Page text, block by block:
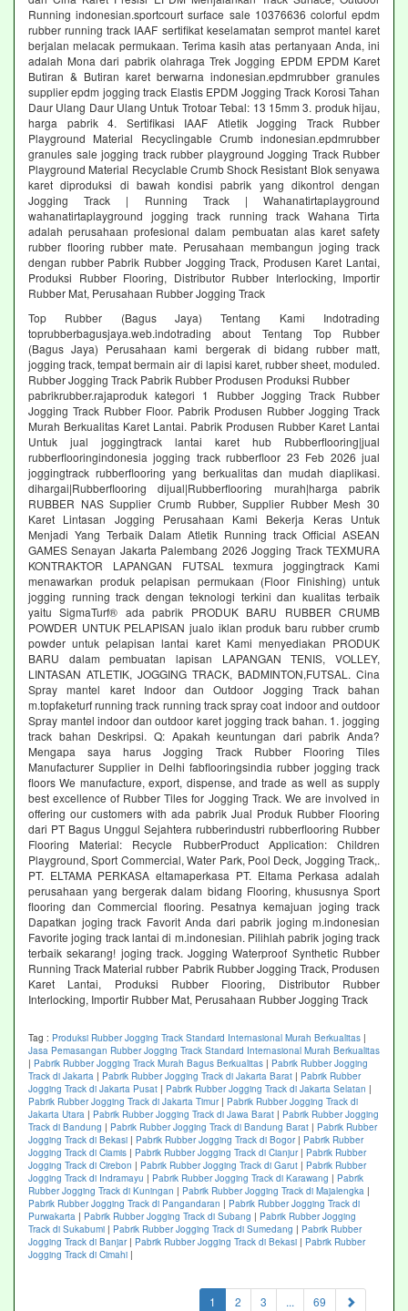
Running indonesian.sportcourt surface sale 10376636 colorful epdm
rubber running track IAAF sertifikat keselamatan semprot mantel karet
berjalan melacak permukaan. Terima kasih atas pertanyaan Anda, ini
adalah Mona dari pabrik olahraga Trek Jogging EPDM EPDM Karet
Butiran & Butiran karet berwarna indonesian.epdmrubber granules
supplier epdm jogging track Elastis EPDM Jogging Track Korosi Tahan
Daur Ulang Daur Ulang Untuk Trotoar Tebal: 13 15mm 3. produk hijau,
harga pabrik 4. Sertifikasi IAAF Atletik Jogging Track Rubber
Playground Material Recyclingable Crumb indonesian.epdmrubber
granules sale jogging track rubber playground Jogging Track Rubber
Playground Material Recyclable Crumb Shock Resistant Blok senyawa
karet diproduksi di bawah kondisi pabrik yang dikontrol dengan
Jogging Track | Running Track | Wahanatirtaplayground
wahanatirtaplayground jogging track running track Wahana Tirta
adalah perusahaan profesional dalam pembuatan alas karet safety
rubber flooring rubber mate. Perusahaan membangun joging track
dengan rubber Pabrik Rubber Jogging Track, Produsen Karet Lantai,
Produksi Rubber Flooring, Distributor Rubber Interlocking, Importir
Rubber Mat, Perusahaan Rubber Jogging Track
Top Rubber (Bagus Jaya) Tentang Kami Indotrading
toprubberbagusjaya.web.indotrading about Tentang Top Rubber
(Bagus Jaya) Perusahaan kami bergerak di bidang rubber matt,
jogging track, tempat bermain air di lapisi karet, rubber sheet, moduled.
Rubber Jogging Track Pabrik Rubber Produsen Produksi Rubber
pabrikrubber.rajaproduk kategori 1 Rubber Jogging Track Rubber
Jogging Track Rubber Floor. Pabrik Produsen Rubber Jogging Track
Murah Berkualitas Karet Lantai. Pabrik Produsen Rubber Karet Lantai
Untuk jual joggingtrack lantai karet hub Rubberflooring|jual
rubberflooringindonesia jogging track rubberfloor 23 Feb 2026 jual
joggingtrack rubberflooring yang berkualitas dan mudah diaplikasi.
dihargai|Rubberflooring dijual|Rubberflooring murah|harga pabrik
RUBBER NAS Supplier Crumb Rubber, Supplier Rubber Mesh 30
Karet Lintasan Jogging Perusahaan Kami Bekerja Keras Untuk
Menjadi Yang Terbaik Dalam Atletik Running track Official ASEAN
GAMES Senayan Jakarta Palembang 2026 Jogging Track TEXMURA
KONTRAKTOR LAPANGAN FUTSAL texmura joggingtrack Kami
menawarkan produk pelapisan permukaan (Floor Finishing) untuk
jogging running track dengan teknologi terkini dan kualitas terbaik
yaitu SigmaTurf® ada pabrik PRODUK BARU RUBBER CRUMB
POWDER UNTUK PELAPISAN jualo iklan produk baru rubber crumb
powder untuk pelapisan lantai karet Kami menyediakan PRODUK
BARU dalam pembuatan lapisan LAPANGAN TENIS, VOLLEY,
LINTASAN ATLETIK, JOGGING TRACK, BADMINTON,FUTSAL. Cina
Spray mantel karet Indoor dan Outdoor Jogging Track bahan
m.topfaketurf running track running track spray coat indoor and outdoor
Spray mantel indoor dan outdoor karet jogging track bahan. 1. jogging
track bahan Deskripsi. Q: Apakah keuntungan dari pabrik Anda?
Mengapa saya harus Jogging Track Rubber Flooring Tiles
Manufacturer Supplier in Delhi fabflooringsindia rubber jogging track
floors We manufacture, export, dispense, and trade as well as supply
best excellence of Rubber Tiles for Jogging Track. We are involved in
offering our customers with ada pabrik Jual Produk Rubber Flooring
dari PT Bagus Unggul Sejahtera rubberindustri rubberflooring Rubber
Flooring Material: Recycle RubberProduct Application: Children
Playground, Sport Commercial, Water Park, Pool Deck, Jogging Track,.
PT. ELTAMA PERKASA eltamaperkasa PT. Eltama Perkasa adalah
perusahaan yang bergerak dalam bidang Flooring, khususnya Sport
flooring dan Commercial flooring. Pesatnya kemajuan joging track
Dapatkan joging track Favorit Anda dari pabrik joging m.indonesian
Favorite joging track lantai di m.indonesian. Pilihlah pabrik joging track
terbaik sekarang! joging track. Jogging Waterproof Synthetic Rubber
Running Track Material rubber Pabrik Rubber Jogging Track, Produsen
Karet Lantai, Produksi Rubber Flooring, Distributor Rubber
Interlocking, Importir Rubber Mat, Perusahaan Rubber Jogging Track
Tag : Produksi Rubber Jogging Track Standard Internasional Murah Berkualitas |
Jasa Pemasangan Rubber Jogging Track Standard Internasional Murah Berkualitas
| Pabrik Rubber Jogging Track Murah Bagus Berkualitas | Pabrik Rubber Jogging
Track di Jakarta | Pabrik Rubber Jogging Track di Jakarta Barat | Pabrik Rubber
Jogging Track di Jakarta Pusat | Pabrik Rubber Jogging Track di Jakarta Selatan |
Pabrik Rubber Jogging Track di Jakarta Timur| Pabrik Rubber Jogging Track di
Jakarta Utara | Pabrik Rubber Jogging Track di Jawa Barat | Pabrik Rubber Jogging
Track di Bandung | Pabrik Rubber Jogging Track di Bandung Barat | Pabrik Rubber
Jogging Track di Bekasi | Pabrik Rubber Jogging Track di Bogor| Pabrik Rubber
Jogging Track di Ciamis | Pabrik Rubber Jogging Track di Cianjur| Pabrik Rubber
Jogging Track di Cirebon | Pabrik Rubber Jogging Track di Garut | Pabrik Rubber
Jogging Track di Indramayu | Pabrik Rubber Jogging Track di Karawang | Pabrik
Rubber Jogging Track di Kuningan | Pabrik Rubber Jogging Track di Majalengka |
Pabrik Rubber Jogging Track di Pangandaran | Pabrik Rubber Jogging Track di
Purwakarta | Pabrik Rubber Jogging Track di Subang | Pabrik Rubber Jogging
Track di Sukabumi | Pabrik Rubber Jogging Track di Sumedang | Pabrik Rubber
Jogging Track di Banjar| Pabrik Rubber Jogging Track di Bekasi | Pabrik Rubber
Jogging Track di Cimahi |
1 (current)
2 3 ... 69